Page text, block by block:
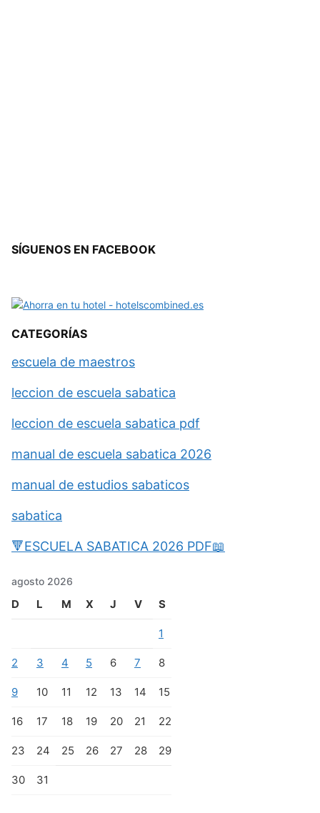
SÍGUENOS EN FACEBOOK
CATEGORÍAS
escuela de maestros
leccion de escuela sabatica
leccion de escuela sabatica pdf
manual de escuela sabatica 2026
manual de estudios sabaticos
sabatica
🔻ESCUELA SABATICA 2026 PDF📖
agosto 2026
D L M X J V S
1
2 3 4 5 6 7 8
9 10 11 12 13 14 15
16 17 18 19 20 21 22
23 24 25 26 27 28 29
30 31